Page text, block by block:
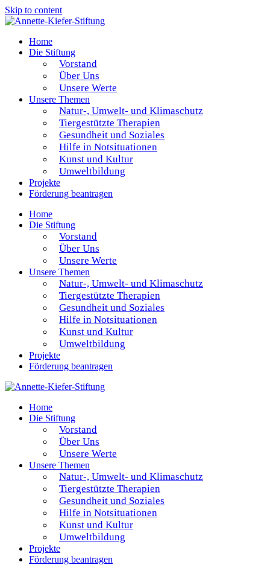
Skip to content
Home
Die Stiftung
Vorstand
Über Uns
Unsere Werte
Unsere Themen
Natur-, Umwelt- und Klimaschutz
Tiergestützte Therapien
Gesundheit und Soziales
Hilfe in Notsituationen
Kunst und Kultur
Umweltbildung
Projekte
Förderung beantragen
Home
Die Stiftung
Vorstand
Über Uns
Unsere Werte
Unsere Themen
Natur-, Umwelt- und Klimaschutz
Tiergestützte Therapien
Gesundheit und Soziales
Hilfe in Notsituationen
Kunst und Kultur
Umweltbildung
Projekte
Förderung beantragen
Home
Die Stiftung
Vorstand
Über Uns
Unsere Werte
Unsere Themen
Natur-, Umwelt- und Klimaschutz
Tiergestützte Therapien
Gesundheit und Soziales
Hilfe in Notsituationen
Kunst und Kultur
Umweltbildung
Projekte
Förderung beantragen